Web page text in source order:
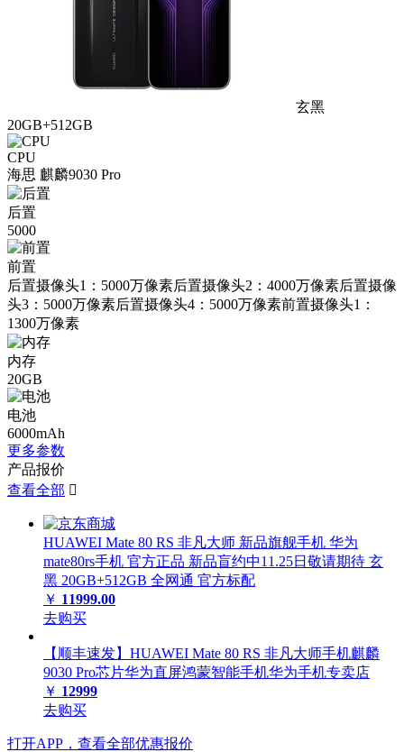
玄黑
20GB+512GB
CPU
海思 麒麟9030 Pro
后置
5000
前置
后置摄像头1：5000万像素后置摄像头2：4000万像素后置摄像
头3：5000万像素后置摄像头4：5000万像素前置摄像头1：
1300万像素
内存
20GB
电池
6000mAh
更多参数
产品报价
查看全部 
HUAWEI Mate 80 RS 非凡大师 新品旗舰手机 华为
mate80rs手机 官方正品 新品盲约中11.25日敬请期待 玄
黑 20GB+512GB 全网通 官方标配
￥ 11999.00
去购买
【顺丰速发】HUAWEI Mate 80 RS 非凡大师手机麒麟
9030 Pro芯片华为直屏鸿蒙智能手机华为手机专卖店
￥ 12999
去购买
打开APP，查看全部优惠报价